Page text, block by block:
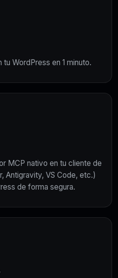
tu WordPress en 1 minuto.
MCP nativo en tu cliente de
Antigravity, VS Code, etc.)
de forma segura.